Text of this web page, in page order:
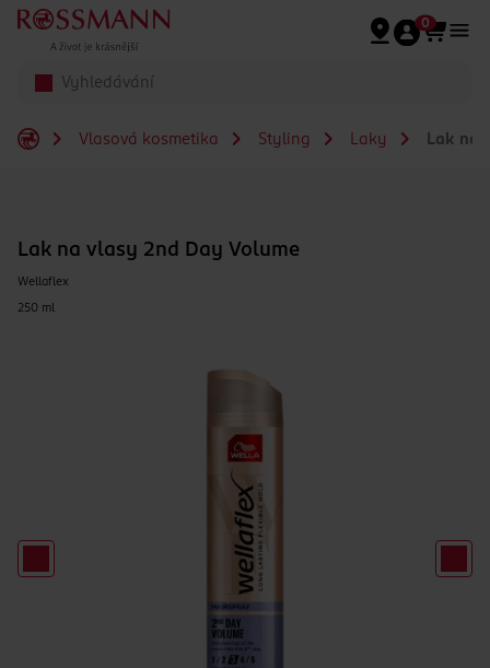
Přeskočit na hlavmní obsah
0
Vlasová kosmetika Styling Laky Lak na
Lak na vlasy 2nd Day Volume
Wellaflex
250 ml